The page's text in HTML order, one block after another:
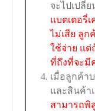
จะไปเปลี่
แบตเตอรี่
ไม่เสีย ลูก
ใช้จ่าย แ
ที่ถึงที่จะมี
เมื่อลูกค้า
และสินค้า
สามารถพิ